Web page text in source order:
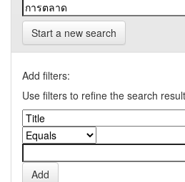
Start a new search
Add filters:
Use filters to refine the search